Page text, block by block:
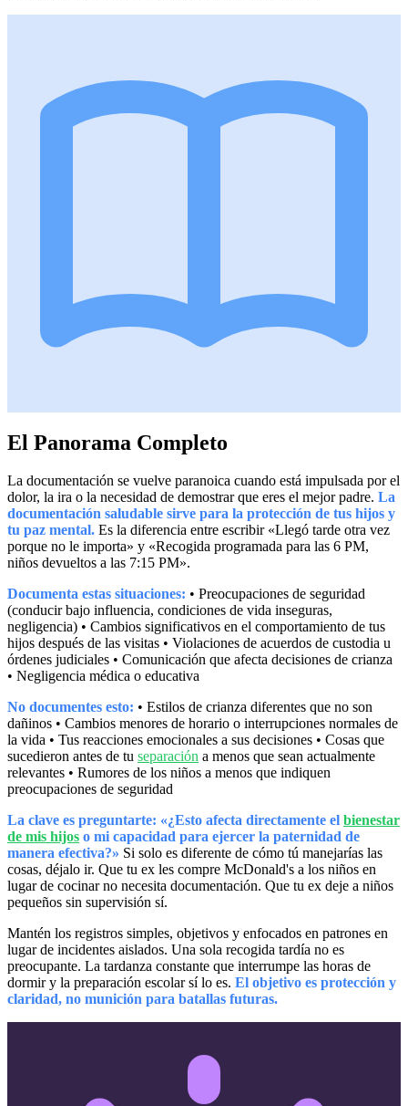
El Panorama Completo
La documentación se vuelve paranoica cuando está impulsada por el
dolor, la ira o la necesidad de demostrar que eres el mejor padre. La
documentación saludable sirve para la protección de tus hijos y
tu paz mental. Es la diferencia entre escribir «Llegó tarde otra vez
porque no le importa» y «Recogida programada para las 6 PM,
niños devueltos a las 7:15 PM».
Documenta estas situaciones: • Preocupaciones de seguridad
(conducir bajo influencia, condiciones de vida inseguras,
negligencia) • Cambios significativos en el comportamiento de tus
hijos después de las visitas • Violaciones de acuerdos de custodia u
órdenes judiciales • Comunicación que afecta decisiones de crianza
• Negligencia médica o educativa
No documentes esto: • Estilos de crianza diferentes que no son
dañinos • Cambios menores de horario o interrupciones normales de
la vida • Tus reacciones emocionales a sus decisiones • Cosas que
sucedieron antes de tu separación a menos que sean actualmente
relevantes • Rumores de los niños a menos que indiquen
preocupaciones de seguridad
La clave es preguntarte: «¿Esto afecta directamente el bienestar
de mis hijos o mi capacidad para ejercer la paternidad de
manera efectiva?» Si solo es diferente de cómo tú manejarías las
cosas, déjalo ir. Que tu ex les compre McDonald's a los niños en
lugar de cocinar no necesita documentación. Que tu ex deje a niños
pequeños sin supervisión sí.
Mantén los registros simples, objetivos y enfocados en patrones en
lugar de incidentes aislados. Una sola recogida tardía no es
preocupante. La tardanza constante que interrumpe las horas de
dormir y la preparación escolar sí lo es. El objetivo es protección y
claridad, no munición para batallas futuras.